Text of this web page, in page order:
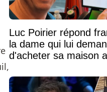
Luc Poirier répond
la dame qui lui
d'acheter sa maison